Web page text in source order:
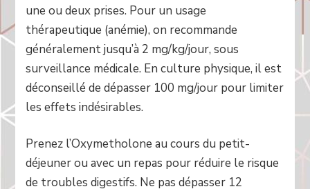
une ou deux prises. Pour un usage
thérapeutique (anémie), on recommande
généralement jusqu’à 2 mg/kg/jour, sous
surveillance médicale. En culture physique, il est
déconseillé de dépasser 100 mg/jour pour limiter
les effets indésirables.
Prenez l’Oxymetholone au cours du petit-
déjeuner ou avec un repas pour réduire le risque
de troubles digestifs. Ne pas dépasser 12